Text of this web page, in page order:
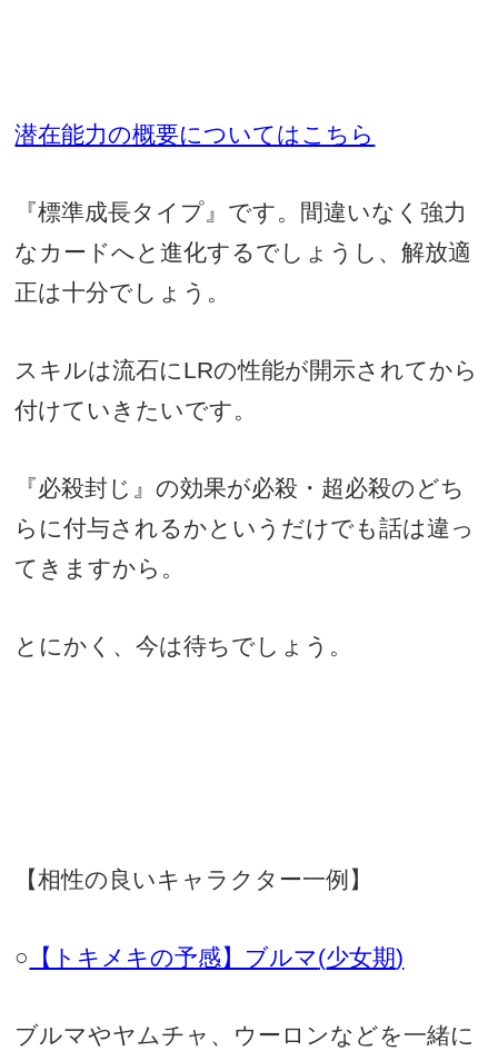
潜在能力の概要についてはこちら
『標準成長タイプ』です。間違いなく強力
なカードへと進化するでしょうし、解放適
正は十分でしょう。
スキルは流石にLRの性能が開示されてから
付けていきたいです。
『必殺封じ』の効果が必殺・超必殺のどち
らに付与されるかというだけでも話は違っ
てきますから。
とにかく、今は待ちでしょう。
【相性の良いキャラクター一例】
○ 【トキメキの予感】ブルマ(少女期)
ブルマやヤムチャ、ウーロンなどを一緒に